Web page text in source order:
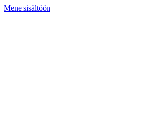
Mene sisältöön